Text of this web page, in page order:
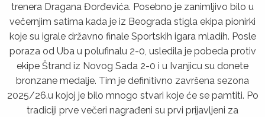
trenera Dragana Đorđevića. Posebno je zanimljivo bilo u
večernjim satima kada je iz Beograda stigla ekipa pionirki
koje su igrale državno finale Sportskih igara mladih. Posle
poraza od Uba u polufinalu 2-0, usledila je pobeda protiv
ekipe Štrand iz Novog Sada 2-0 i u Ivanjicu su donete
bronzane medalje. Tim je definitivno završena sezona
2025/26.u kojoj je bilo mnogo stvari koje će se pamtiti. Po
tradiciji prve večeri nagrađeni su prvi prijavljeni za